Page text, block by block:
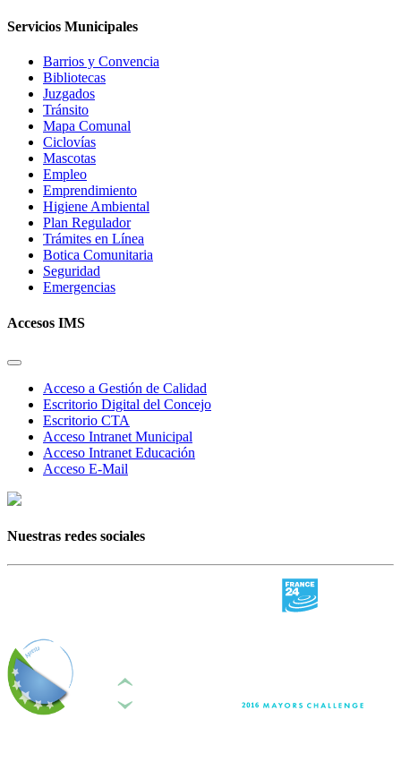
Servicios Municipales
Barrios y Convencia
Bibliotecas
Juzgados
Tránsito
Mapa Comunal
Ciclovías
Mascotas
Empleo
Emprendimiento
Higiene Ambiental
Plan Regulador
Trámites en Línea
Botica Comunitaria
Seguridad
Emergencias
Accesos IMS
Acceso a Gestión de Calidad
Escritorio Digital del Concejo
Escritorio CTA
Acceso Intranet Municipal
Acceso Intranet Educación
Acceso E-Mail
Nuestras redes sociales